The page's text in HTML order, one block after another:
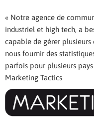
« Notre agence de
industriel et high tech, a
capable de gérer
nous fournir des
parfois pour plusieurs
Marketing Tactics